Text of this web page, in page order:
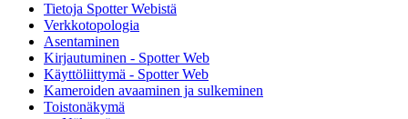
Tietoja Spotter Webistä
Verkkotopologia
Asentaminen
Kirjautuminen - Spotter Web
Käyttöliittymä - Spotter Web
Kameroiden avaaminen ja sulkeminen
Toistonäkymä